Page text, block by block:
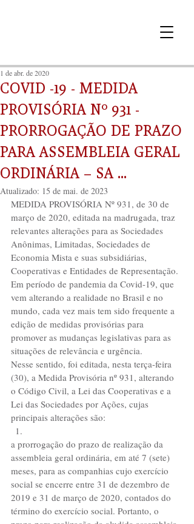
COVID -19 - MEDIDA
PROVISÓRIA Nº 931 -
PRORROGAÇÃO DE PRAZO
PARA ASSEMBLEIA GERAL
ORDINÁRIA – SA ...
1 de abr. de 2020
Atualizado: 15 de mai. de 2023
MEDIDA PROVISÓRIA Nº 931, de 30 de
março de 2020, editada na madrugada, traz
relevantes alterações para as Sociedades
Anônimas, Limitadas, Sociedades de
Economia Mista e suas subsidiárias,
Cooperativas e Entidades de Representação.
Em período de pandemia da Covid-19, que
vem alterando a realidade no Brasil e no
mundo, cada vez mais tem sido frequente a
edição de medidas provisórias para
promover as mudanças legislativas para as
situações de relevância e urgência.
Nesse sentido, foi editada, nesta terça-feira
(30), a Medida Provisória nº 931, alterando
o Código Civil, a Lei das Cooperativas e a
Lei das Sociedades por Ações, cujas
principais alterações são:
a prorrogação do prazo de realização da
assembleia geral ordinária, em até 7 (sete)
meses, para as companhias cujo exercício
social se encerre entre 31 de dezembro de
2019 e 31 de março de 2020, contados do
término do exercício social. Portanto, o